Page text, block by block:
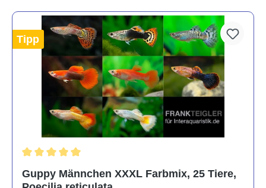
Tipp
Guppy Männchen XXXL Farbmix, 25 Tiere,